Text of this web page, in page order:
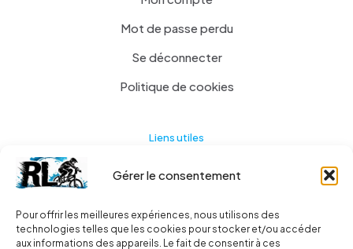
Gérer le consentement
Pour offrir les meilleures expériences, nous utilisons des
technologies telles que les cookies pour stocker et/ou accéder
aux informations des appareils. Le fait de consentir à ces
Mot de passe perdu
Se déconnecter
Politique de cookies
Liens utiles
Actualités
Contact